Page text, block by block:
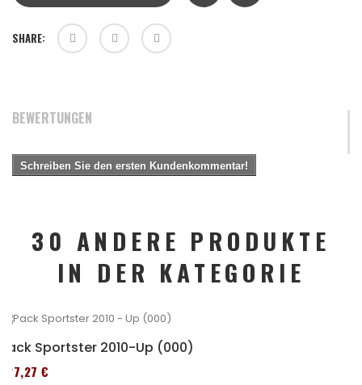
SHARE:
BEWERTUNGEN
Schreiben Sie den ersten Kundenkommentar!
30 ANDERE PRODUKTE
IN DER KATEGORIE
Pack Sportster 2010-Up (000)
227,27 €